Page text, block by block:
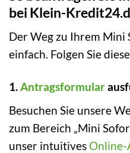
bei Klein-
Der Weg zu Ihrem
einfach. Folgen Sie
1.Antragsformular
Besuchen Sie unsere
zum Bereich „Mini
unser intuitives